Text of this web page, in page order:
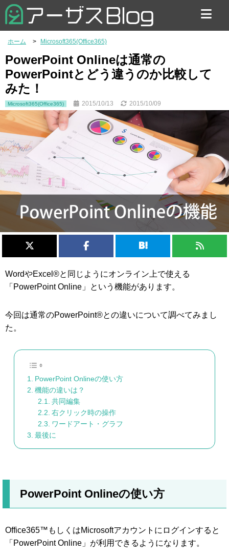
お問い合わせ
ホーム Microsoft365(Office365)
PowerPoint Onlineは通常の
PowerPointとどう違うのか比較して
みた！
Microsoft365(Office365) 2015/10/13 2015/10/09
WordやExcel®と同じようにオンライン上で使える
「PowerPoint Online」という機能があります。
今回は通常のPowerPoint®との違いについて調べてみまし
た。
PowerPoint Onlineの使い方
機能の違いは？
共同編集
右クリック時の操作
ワードアート・グラフ
最後に
PowerPoint Onlineの使い方
Office365™もしくはMicrosoftアカウントにログインすると
「PowerPoint Online」が利用できるようになります。